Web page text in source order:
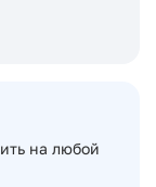
на любой